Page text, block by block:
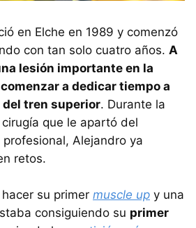
en Elche en 1989 y comenzó
con tan solo cuatro años. A
lesión importante en la
a dedicar tiempo a
tren superior. Durante la
que le apartó del
Alejandro ya
retos.
su primer muscle up y una
consiguiendo su primer